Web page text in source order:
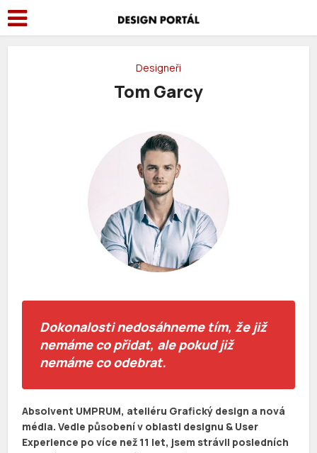
Designeři
Tom Garcy
Dokonalosti nedosáhneme tím, že již
nemáme co přidat, ale pokud již
nemáme co odebrat.
Absolvent UMPRUM, ateliéru Grafický design a nová
média. Vedle působení v oblasti designu & User
Experience po více než 11 let, jsem strávil posledních